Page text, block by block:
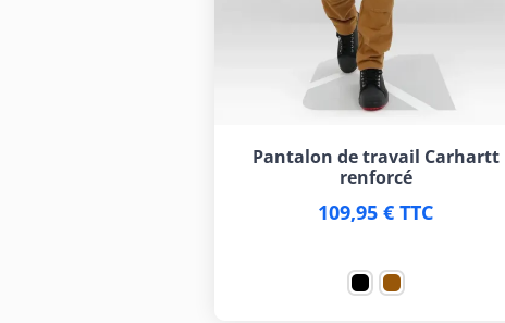
Pantalon de travail Carhartt
renforcé
109,95 € TTC